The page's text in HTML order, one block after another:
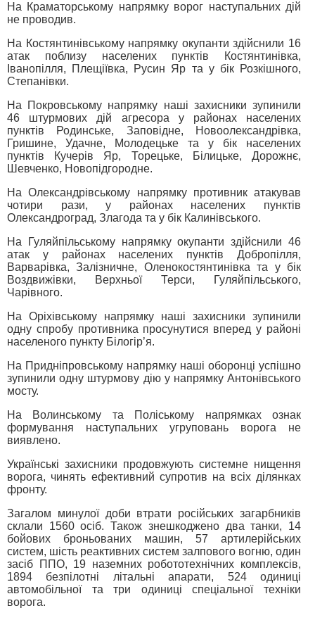
На Краматорському напрямку ворог наступальних дій
не проводив.
На Костянтинівському напрямку окупанти здійснили 16
атак поблизу населених пунктів Костянтинівка,
Іванопілля, Плещіївка, Русин Яр та у бік Розкішного,
Степанівки.
На Покровському напрямку наші захисники зупинили
46 штурмових дій агресора у районах населених
пунктів Родинське, Заповідне, Новоолександрівка,
Гришине, Удачне, Молодецьке та у бік населених
пунктів Кучерів Яр, Торецьке, Білицьке, Дорожнє,
Шевченко, Новопідгородне.
На Олександрівському напрямку противник атакував
чотири рази, у районах населених пунктів
Олександроград, Злагода та у бік Калинівського.
На Гуляйпільському напрямку окупанти здійснили 46
атак у районах населених пунктів Добропілля,
Варварівка, Залізничне, Оленокостянтинівка та у бік
Воздвижівки, Верхньої Терси, Гуляйпільського,
Чарівного.
На Оріхівському напрямку наші захисники зупинили
одну спробу противника просунутися вперед у районі
населеного пункту Білогір’я.
На Придніпровському напрямку наші оборонці успішно
зупинили одну штурмову дію у напрямку Антонівського
мосту.
На Волинському та Поліському напрямках ознак
формування наступальних угруповань ворога не
виявлено.
Українські захисники продовжують системне нищення
ворога, чинять ефективний супротив на всіх ділянках
фронту.
Загалом минулої доби втрати російських загарбників
склали 1560 осіб. Також знешкоджено два танки, 14
бойових броньованих машин, 57 артилерійських
систем, шість реактивних систем залпового вогню, один
засіб ППО, 19 наземних робототехнічних комплексів,
1894 безпілотні літальні апарати, 524 одиниці
автомобільної та три одиниці спеціальної техніки
ворога.